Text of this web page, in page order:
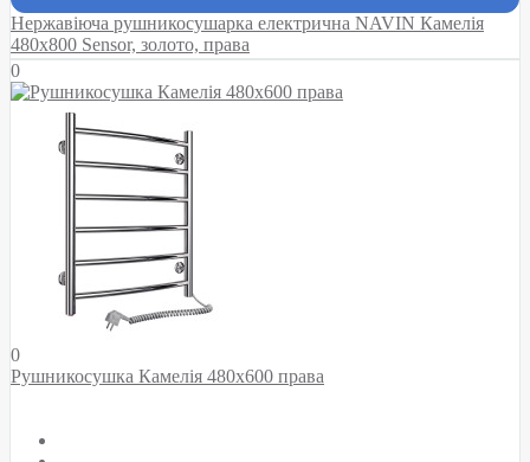
Нержавіюча рушникосушарка електрична NAVIN Камелія
480х800 Sensor, золото, права
0
0
Рушникосушка Камелія 480х600 права